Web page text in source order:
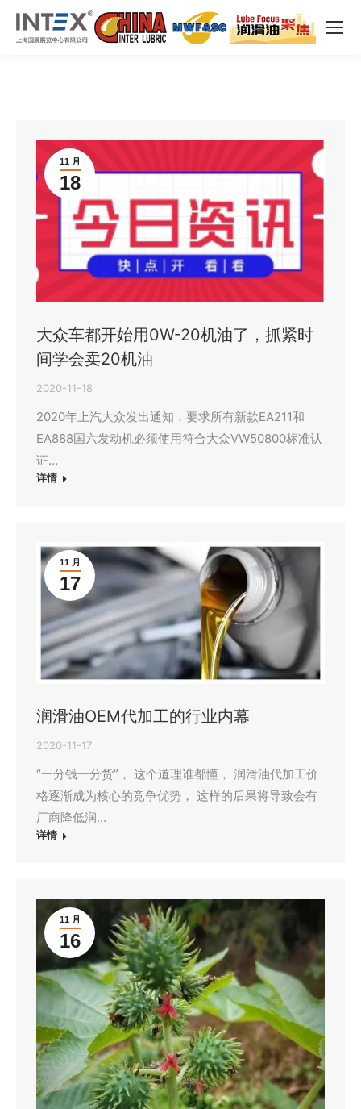
11 月
18
大众车都开始用0W-20机油了，抓紧时
间学会卖20机油
2020-11-18
2020年上汽大众发出通知，要求所有新款EA211和
EA888国六发动机必须使用符合大众VW50800标准认
证…
详情
11 月
17
润滑油OEM代加工的行业内幕
2020-11-17
“一分钱一分货”， 这个道理谁都懂， 润滑油代加工价
格逐渐成为核心的竞争优势， 这样的后果将导致会有
厂商降低润…
详情
11 月
16